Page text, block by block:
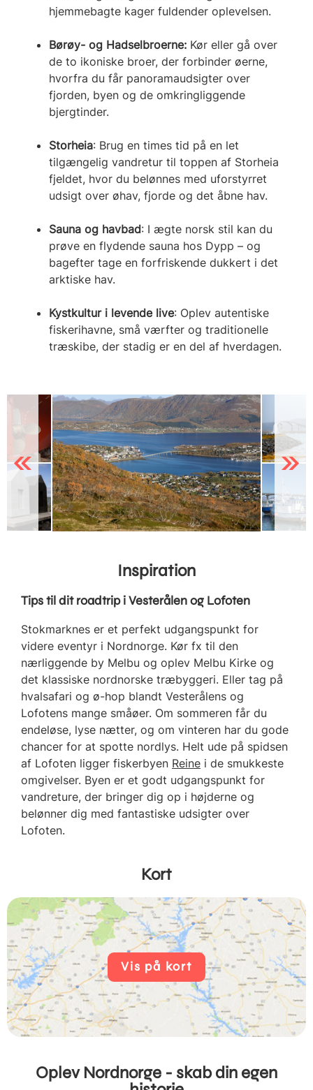
hjemmebagte kager fuldender oplevelsen.
Børøy- og Hadselbroerne: Kør eller gå over
de to ikoniske broer, der forbinder øerne,
hvorfra du får panoramaudsigter over
fjorden, byen og de omkringliggende
bjergtinder.
Storheia: Brug en times tid på en let
tilgængelig vandretur til toppen af Storheia
fjeldet, hvor du belønnes med uforstyrret
udsigt over øhav, fjorde og det åbne hav.
Sauna og havbad: I ægte norsk stil kan du
prøve en flydende sauna hos Dypp – og
bagefter tage en forfriskende dukkert i det
arktiske hav.
Kystkultur i levende live: Oplev autentiske
fiskerihavne, små værfter og traditionelle
træskibe, der stadig er en del af hverdagen.
Previous Next
Inspiration
Tips til dit roadtrip i Vesterålen og Lofoten
Stokmarknes er et perfekt udgangspunkt for
videre eventyr i Nordnorge. Kør fx til den
nærliggende by Melbu og oplev Melbu Kirke og
det klassiske nordnorske træbyggeri. Eller tag på
hvalsafari og ø-hop blandt Vesterålens og
Lofotens mange småøer. Om sommeren får du
endeløse, lyse nætter, og om vinteren har du gode
chancer for at spotte nordlys. Helt ude på spidsen
af Lofoten ligger fiskerbyen Reine i de smukkeste
omgivelser. Byen er et godt udgangspunkt for
vandreture, der bringer dig op i højderne og
belønner dig med fantastiske udsigter over
Lofoten.
Kort
Vis på kort
Oplev Nordnorge - skab din egen